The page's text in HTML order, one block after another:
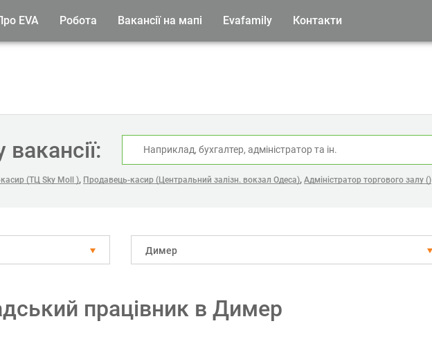
EVA Робота Вакансії на мапі Evafamily Контакти
(ТЦ Sky Moll ), Продавець-касир (Центральний залізн. вокзал Одеса), Адміністратор торгового залу ()
Димер
працівник в Димер